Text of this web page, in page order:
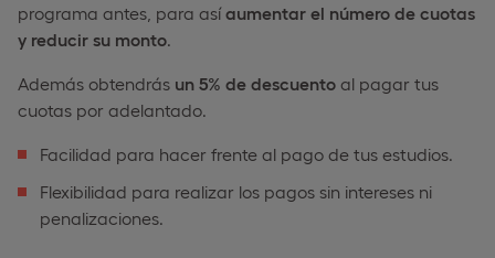
programa antes, para asíaumentar el número de cuotas
y reducir su monto.
Además obtendrás un 5% de descuento al pagar tus
cuotas por adelantado.
Facilidad para hacer frente al pago de tus estudios.
Flexibilidad para realizar los pagos sin intereses ni
penalizaciones.